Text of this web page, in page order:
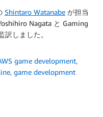
Shintaro Watanabe が担当
Nagata と Gaming
しました。
game development,
, game development